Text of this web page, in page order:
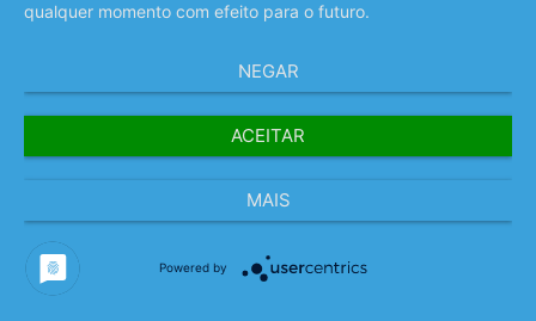
qualquer momento com efeito para o futuro.
NEGAR
ACEITAR
MAIS
Powered by